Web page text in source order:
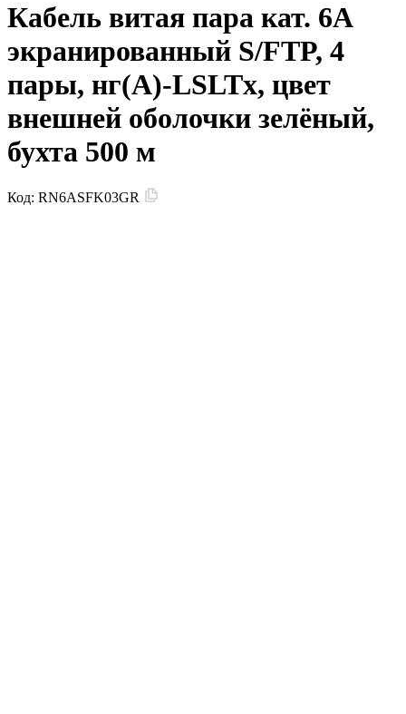
Кабель витая пара кат. 6А
экранированный S/FTP, 4
пары, нг(А)-LSLTx, цвет
внешней оболочки зелёный,
бухта 500 м
Код: RN6ASFK03GR